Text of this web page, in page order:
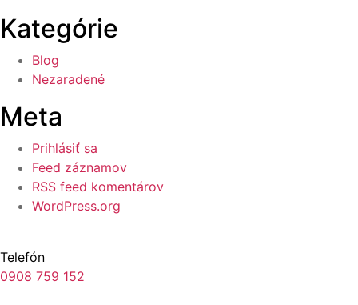
Kategórie
Blog
Nezaradené
Meta
Prihlásiť sa
Feed záznamov
RSS feed komentárov
WordPress.org
Telefón
0908 759 152